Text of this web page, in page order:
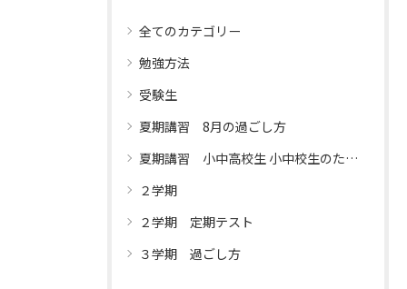
全てのカテゴリー
勉強方法
受験生
夏期講習 8月の過ごし方
夏期講習 小中高校生 小中校生のための夏休みプログラム
２学期
２学期 定期テスト
３学期 過ごし方